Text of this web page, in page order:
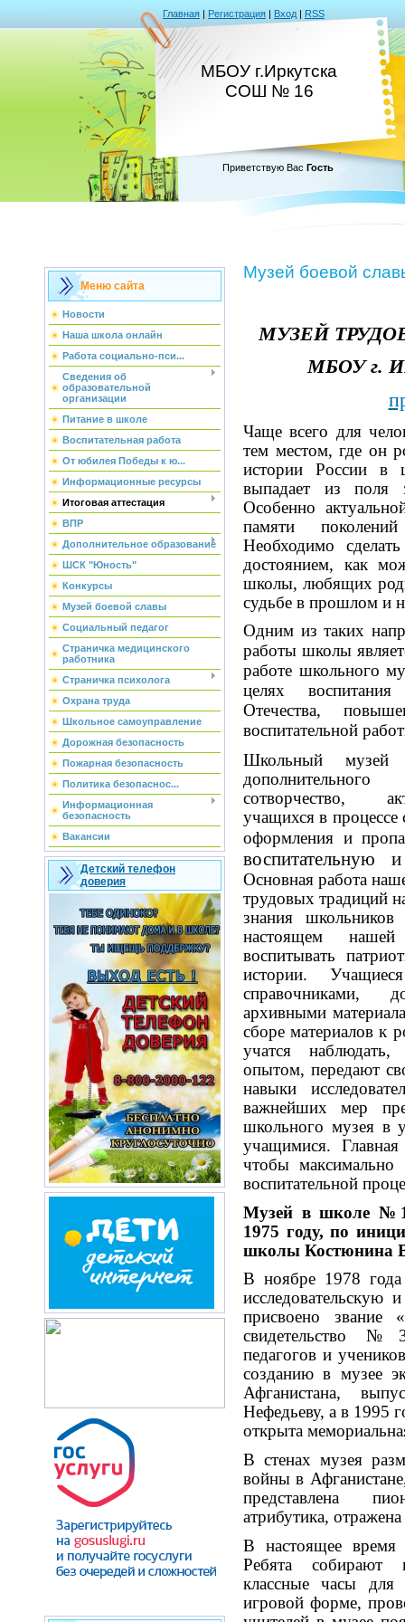
Главная | Регистрация | Вход | RSS
МБОУ г.Иркутска
СОШ № 16
Приветствую Вас Гость
Меню сайта
Новости
Наша школа онлайн
Работа социально-пси...
Сведения об
образовательной
организации
Питание в школе
Воспитательная работа
От юбилея Победы к ю...
Информационные ресурсы
Итоговая аттестация
ВПР
Дополнительное образование
ШСК "Юность"
Конкурсы
Музей боевой славы
Социальный педагог
Страничка медицинского
работника
Страничка психолога
Охрана труда
Школьное самоуправление
Дорожная безопасность
Пожарная безопасность
Политика безопаснос...
Информационная
безопасность
Вакансии
Детский телефон
доверия
Музей боевой
МУЗЕЙ
МБОУ г.
Чаще всего для
тем местом, где он
истории России в
выпадает из поля
Особенно
памяти
Необходимо сделать
достоянием, как
школы, любящих
судьбе в прошлом и
Одним из таких
работы школы
работе школьного
целях
Отечества,
воспитательной
Школьный
сотворчество,
учащихся в процессе
оформления и
воспитательную
Основная работа
трудовых традиций
знания
настоящем
воспитывать
истории.
справочниками,
архивными
сборе материалов к
учатся наблюдать,
опытом, передают
навыки
важнейших мер
школьного музея в
учащимися.
чтобы максимально
воспитательной
Музей в школе
1975 году, по
школы Костюнина
В ноябре 1978
исследовательскую
присвоено
свидетельство
педагогов и
созданию в музее
Афганистана,
Нефедьеву, а в 1995
открыта
В стенах музея
войны в
представлена
атрибутика,
В настоящее время
Ребята собирают
классные часы
игровой форме,